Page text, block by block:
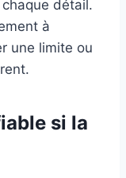
chaque détail.
à
une limite ou
si la